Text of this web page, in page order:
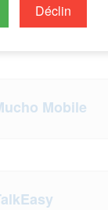
Déclin
Mobile